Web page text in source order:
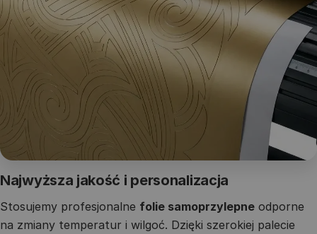
Najwyższa jakość i personalizacja
Stosujemy profesjonalne folie samoprzylepne odporne
na zmiany temperatur i wilgoć. Dzięki szerokiej palecie